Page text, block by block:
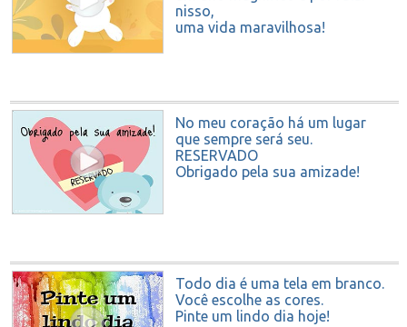
nisso,
uma vida maravilhosa!
No meu coração há um lugar
que sempre será seu.
RESERVADO
Obrigado pela sua amizade!
Todo dia é uma tela em branco.
Você escolhe as cores.
Pinte um lindo dia hoje!